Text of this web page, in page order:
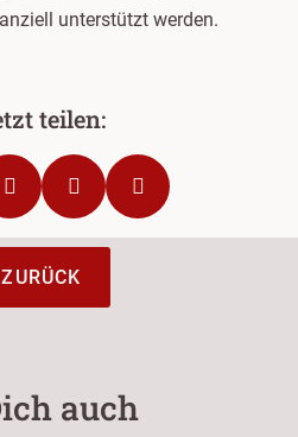
unterstützt werden.
ZURÜCK
auch